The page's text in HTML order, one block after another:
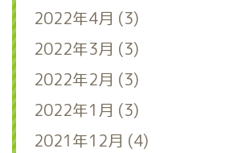
2022年4月 (3)
2022年3月 (3)
2022年2月 (3)
2022年1月 (3)
2021年12月 (4)